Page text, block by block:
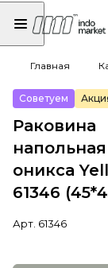
Главная
Советуем
Раковина
оникса
61346
Арт. 61346